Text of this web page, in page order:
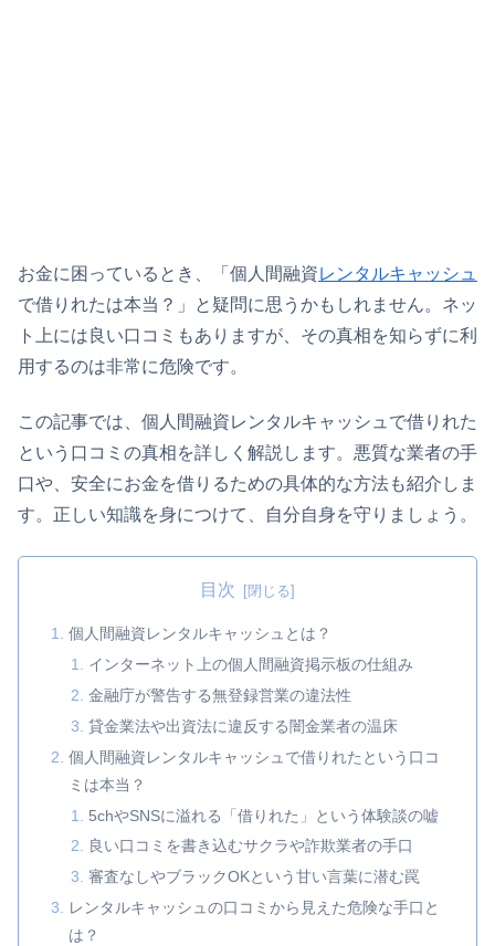
お金に困っているとき、「個人間融資レンタルキャッシュ
で借りれたは本当？」と疑問に思うかもしれません。ネッ
ト上には良い口コミもありますが、その真相を知らずに利
用するのは非常に危険です。
この記事では、個人間融資レンタルキャッシュで借りれた
という口コミの真相を詳しく解説します。悪質な業者の手
口や、安全にお金を借りるための具体的な方法も紹介しま
す。正しい知識を身につけて、自分自身を守りましょう。
目次
個人間融資レンタルキャッシュとは？
インターネット上の個人間融資掲示板の仕組み
金融庁が警告する無登録営業の違法性
貸金業法や出資法に違反する闇金業者の温床
個人間融資レンタルキャッシュで借りれたという口コ
ミは本当？
5chやSNSに溢れる「借りれた」という体験談の嘘
良い口コミを書き込むサクラや詐欺業者の手口
審査なしやブラックOKという甘い言葉に潜む罠
レンタルキャッシュの口コミから見えた危険な手口と
は？